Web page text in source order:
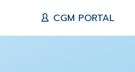
CGM PORTAL